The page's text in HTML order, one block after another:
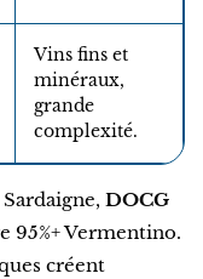
Vins fins et
minéraux,
grande
complexité.
DOCG
95%+ Vermentino.
créent